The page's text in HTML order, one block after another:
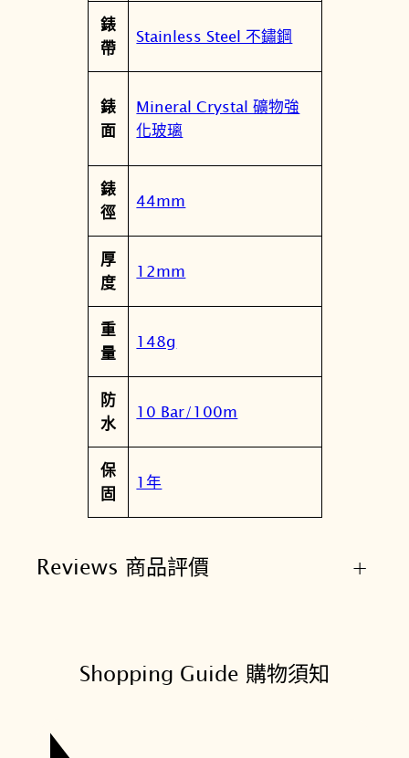
4
X
0
0
S
D
量
錶
帶
Stainless Steel 不鏽鋼
錶
面
Mineral Crystal 礦物強
化玻璃
錶
徑
44mm
厚
度
12mm
重
量
148g
防
水
10 Bar/100m
保
固
1年
Reviews 商品評價 +
Shopping Guide 購物須知